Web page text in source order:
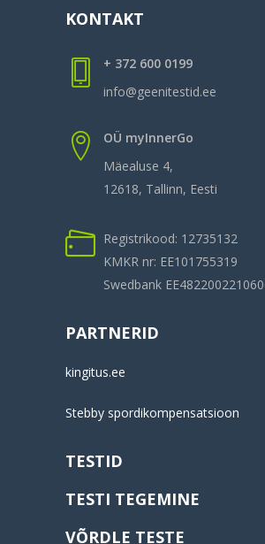
KONTAKT
+ 372 600 0199
info@geenitestid.ee
OÜ myInnerGo
Mäealuse 4,
12618, Tallinn, Eesti
Registrikood: 12735132
KMKR nr: EE101755319
Swedbank
PARTNERID
kingitus.ee
Stebby spordikompensatsioon
TESTID
TESTI TEGEMINE
VÕRDLE TESTE